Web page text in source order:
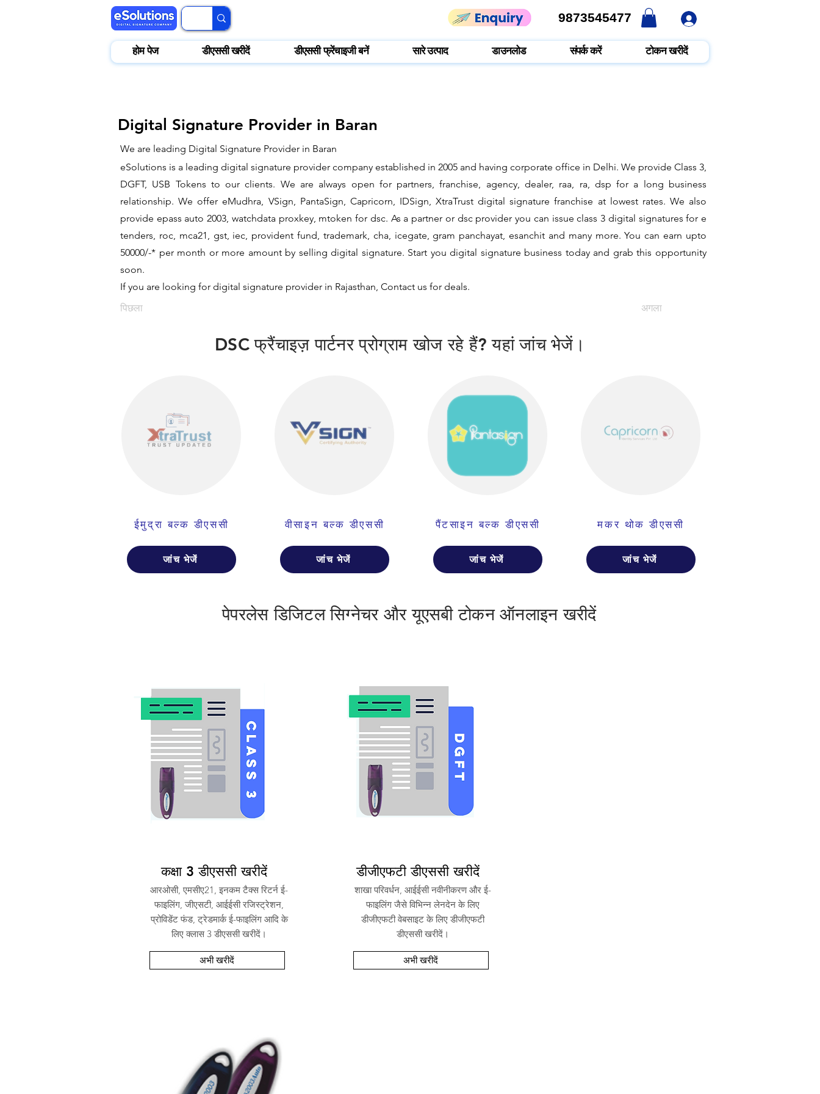
9873545477
9873545477
होम पेज डीएससी खरीदें डीएससी फ्रेंचाइजी बनें सारे उत्पाद डाउनलोड संपर्क करें टोकन खरीदें
Digital Signature Provider in Baran
We are leading Digital Signature Provider in Baran
​eSolutions is a leading digital signature provider company established in 2005 and having corporate office in Delhi. We provide Class 3,
DGFT, USB Tokens to our clients. We are always open for partners, franchise, agency, dealer, raa, ra, dsp for a long business
relationship. We offer eMudhra, VSign, PantaSign, Capricorn, IDSign, XtraTrust digital signature franchise at lowest rates. We also
provide epass auto 2003, watchdata proxkey, mtoken for dsc. As a partner or dsc provider you can issue class 3 digital signatures for e
tenders, roc, mca21, gst, iec, provident fund, trademark, cha, icegate, gram panchayat, esanchit and many more. You can earn upto
50000/-* per month or more amount by selling digital signature. Start you digital signature business today and grab this opportunity
soon.
If you are looking for digital signature provider in Rajasthan, Contact us for deals.
पिछला
अगला
DSC फ्रैंचाइज़ पार्टनर प्रोग्राम खोज रहे हैं? यहां जांच भेजें।
ईमुद्रा बल्क डीएससी
जांच भेजें
वीसाइन बल्क डीएससी
जांच भेजें
पैंटसाइन बल्क डीएससी
जांच भेजें
मकर थोक डीएससी
जांच भेजें
पेपरलेस डिजिटल सिग्नेचर और यूएसबी टोकन ऑनलाइन खरीदें
कक्षा 3 डीएससी खरीदें
आरओसी, एमसीए21, इनकम टैक्स रिटर्न ई-
फाइलिंग, जीएसटी, आईईसी रजिस्ट्रेशन,
प्रोविडेंट फंड, ट्रेडमार्क ई-फाइलिंग आदि के
लिए क्लास 3 डीएससी खरीदें।
अभी खरीदें
डीजीएफटी डीएससी खरीदें
शाखा परिवर्धन, आईईसी नवीनीकरण और ई-
फाइलिंग जैसे विभिन्न लेनदेन के लिए
डीजीएफटी वेबसाइट के लिए डीजीएफटी
डीएससी खरीदें।
अभी खरीदें